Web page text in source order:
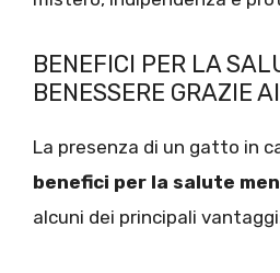
BENEFICI PER LA
BENESSERE GRAZIE
La presenza di un gatto in
benefici per la salute
alcuni dei principali